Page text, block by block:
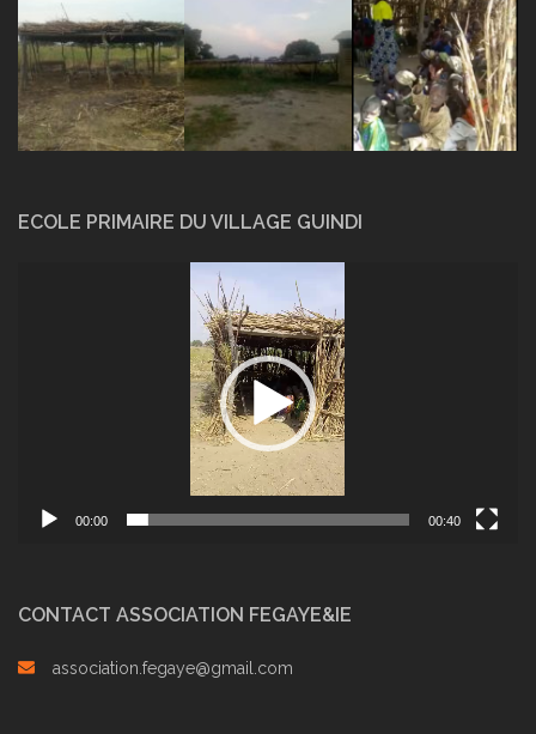
ECOLE PRIMAIRE DU VILLAGE GUINDI
00:00 00:40
CONTACT ASSOCIATION FEGAYE&IE
association.fegaye@gmail.com